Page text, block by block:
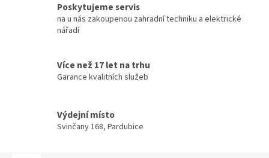
Poskytujeme servis
na u nás zakoupenou zahradní techniku a elektrické
nářadí
Více než 17 let na trhu
Garance kvalitních služeb
Výdejní místo
Svinčany 168, Pardubice